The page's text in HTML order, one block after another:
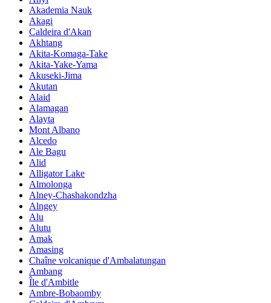
Akademia Nauk
Akagi
Caldeira d'Akan
Akhtang
Akita-Komaga-Take
Akita-Yake-Yama
Akuseki-Jima
Akutan
Alaid
Alamagan
Alayta
Mont Albano
Alcedo
Ale Bagu
Alid
Alligator Lake
Almolonga
Alney-Chashakondzha
Alngey
Alu
Alutu
Amak
Amasing
Chaîne volcanique d'Ambalatungan
Ambang
Île d'Ambitle
Ambre-Bobaomby